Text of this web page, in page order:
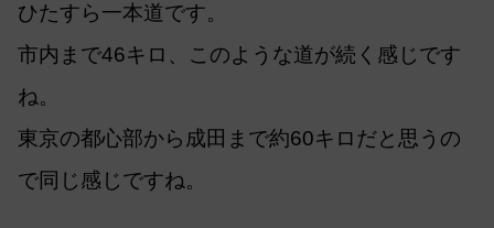
ひたすら一本道です。
市内まで46キロ、このような道が続く感じです
ね。
東京の都心部から成田まで約60キロだと思うの
で同じ感じですね。